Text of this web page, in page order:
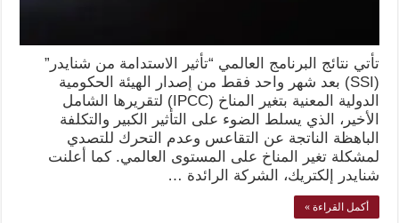
تأتي نتائج البرنامج العالمي “تأثير الاستدامة من شنايدر”
(SSI) بعد شهر واحد فقط من إصدار الهيئة الحكومية
الدولية المعنية بتغير المناخ (IPCC) لتقريرها الشامل
الأخير، الذي يسلط الضوء على التأثير الكبير والتكلفة
الباهظة الناتجة عن التقاعس وعدم التحرك للتصدي
لمشكلة تغير المناخ على المستوى العالمي. كما أعلنت
شنايدر إلكتريك، الشركة الرائدة …
أكمل القراءة »